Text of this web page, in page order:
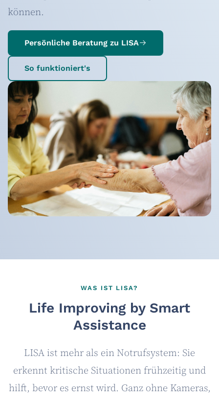
können.
Persönliche Beratung zu LISA
So funktioniert's
WAS IST LISA?
Life Improving by Smart
Assistance
LISA ist mehr als ein Notrufsystem: Sie
erkennt kritische Situationen frühzeitig und
hilft, bevor es ernst wird. Ganz ohne Kameras,